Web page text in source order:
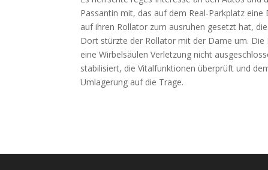
Passantin mit, das auf dem Real-Parkplatz
auf ihren Rollator zum ausruhen gesetzt hat,
Dort stürzte der Rollator mit der Dame um. Die
eine Wirbelsäulen Verletzung nicht
stabilisiert, die Vitalfunktionen überprüft und
Umlagerung auf die Trage.